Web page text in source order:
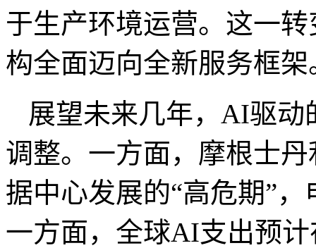
于生产环境运营。这一
构全面迈向全新服务框架
展望未来几年， AI驱动
调整。一方面，摩根士丹
据中心发展的“高危期”
一方面，全球AI支出预